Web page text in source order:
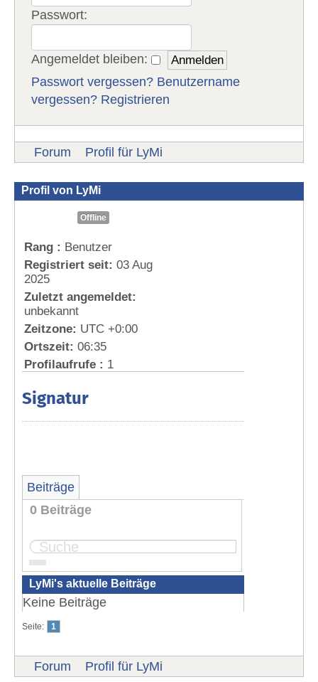
Passwort:
Angemeldet bleiben:
Passwort vergessen? Benutzername
vergessen? Registrieren
Forum Profil für LyMi
Profil von LyMi
Offline
Rang : Benutzer
Registriert seit: 03 Aug
2025
Zuletzt angemeldet:
unbekannt
Zeitzone: UTC +0:00
Ortszeit: 06:35
Profilaufrufe : 1
Signatur
Beiträge
0 Beiträge
LyMi's aktuelle Beiträge
Keine Beiträge
Seite: 1
Forum Profil für LyMi